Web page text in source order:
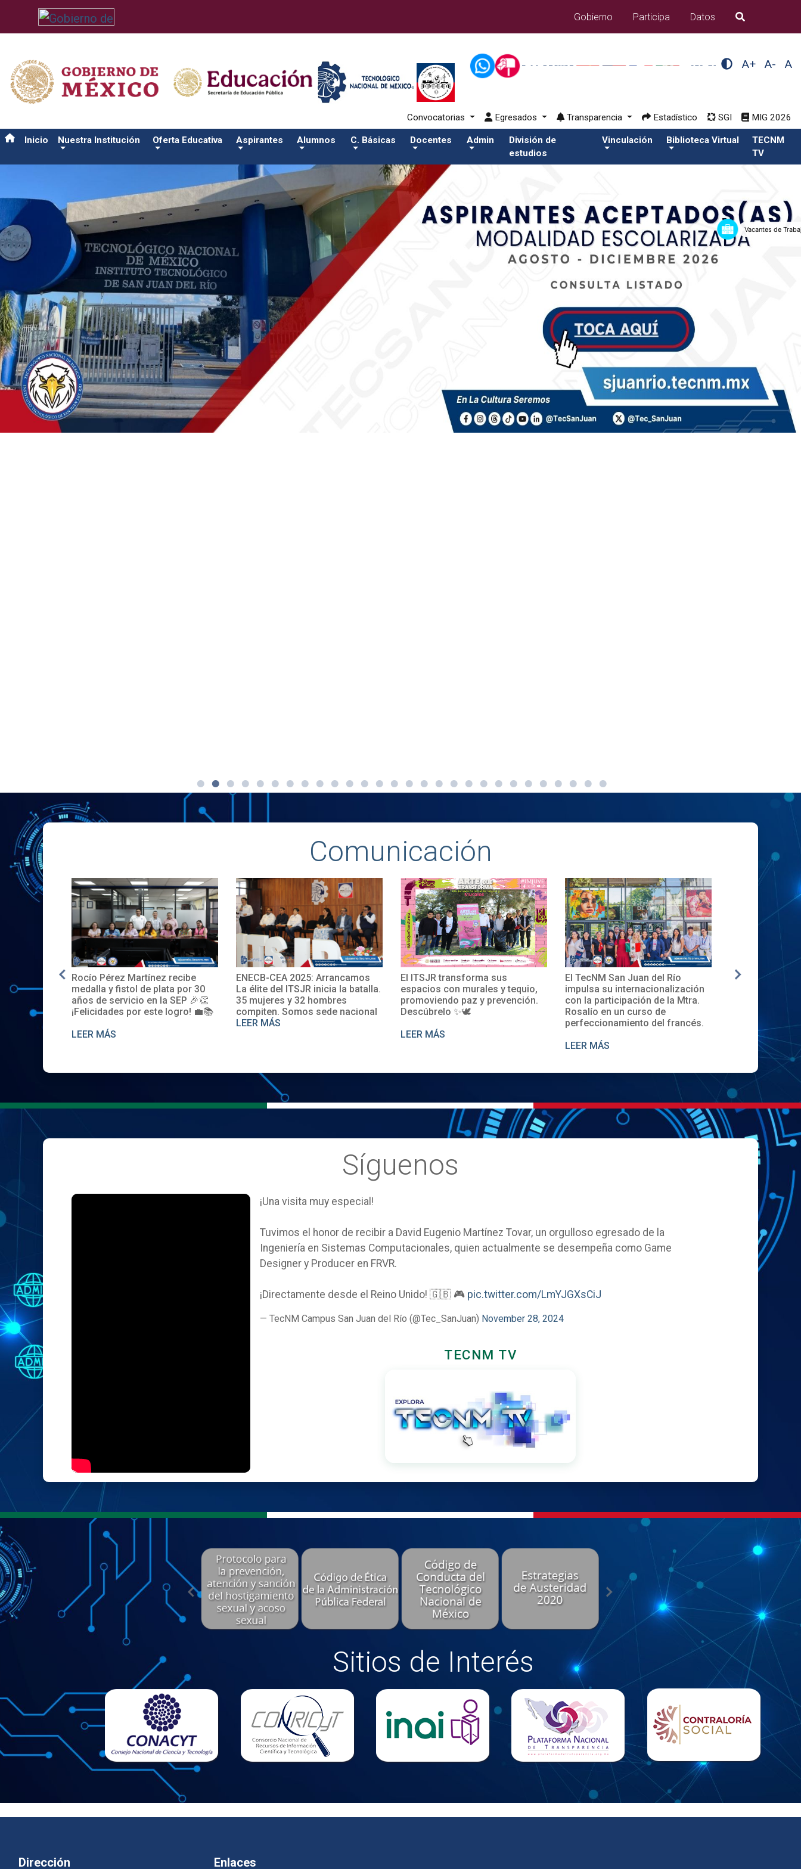
/usr/bin/ruby /www/wwwroot/sjuanrio.tecnm.mx/api/article.rb docentes/pdfSalida del comando:
Gobierno
Participa Datos B�squeda
A+ A- A
Convocatorias Egresados Transparencia Estadístico SGI MIG 2026
Inicio Nuestra Institución Oferta Educativa Aspirantes Alumnos C. Básicas Docentes Admin
División de
estudios
Vinculación Biblioteca Virtual
TECNM
TV
Comunicación
Pérez Martínez recibe
y fistol de plata por 30
de servicio en la SEP 🎉👏
por este logro! 💼📚
ENECB-CEA 2025: Arrancamos
La élite del ITSJR inicia la batalla.
35 mujeres y 32 hombres
compiten. Somos sede nacional
El ITSJR transforma sus
espacios con murales y tequio,
promoviendo paz y prevención.
Descúbrelo ✨🕊
El TecNM San Juan del Río
impulsa su internacionalización
con la participación de la Mtra.
Rosalío en un curso de
perfeccionamiento del francés.
✨🎓Toma de Protesta del Comité
Local del XXXII ENECB-CEA 2025
en el TecNM San Juan del Río
LEER MÁS
Síguenos
¡Una visita muy especial!
Tuvimos el honor de recibir a David Eugenio Martínez Tovar, un orgulloso egresado de la
Ingeniería en Sistemas Computacionales, quien actualmente se desempeña como Game
Designer y Producer en FRVR.
¡Directamente desde el Reino Unido! 🇬🇧 🎮 pic.twitter.com/LmYJGXsCiJ
— TecNM Campus San Juan del Río (@Tec_SanJuan) November 28, 2024
TECNM TV
Sitios de Interés
Dirección Enlaces